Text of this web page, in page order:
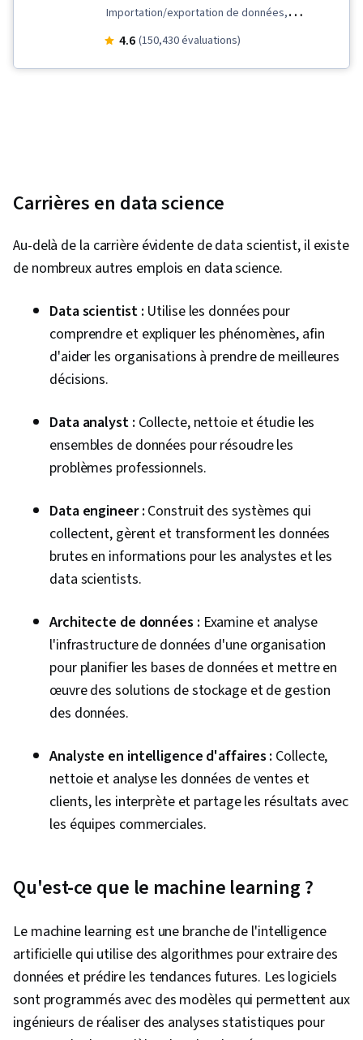
Importation/exportation de données,
Réseautage professionnel, Traitement des
Récupération de données sur le Web, IA
Évaluation du modèle, Plotly, Visualisation des
données, R Programmation, GitHub, Scikit Learn
Plates-formes d'informatique en nuage,
Hébergement en nuage, Autres langages de
programmation, Services en nuage, Outils de
programmation informatique, Informatique en
intégré, Programmation statistique, API dans le
nuage, Programmation Python, Git (système de
contrôle de version), Science des données,
(logiciel), Contrôle des versions, Analyse de
régression, Analyse des données,
Prétraitement des données, Ingénierie des
fonctionnalités, Manipulation de données,
dispersion, Analyse statistique, Modèle de
formation, Transformation des données,
Traitement des données, Méthodes
statistiques, Visualisation scientifique, Bases
de données relationnelles, Théorie des bases
requête, Accès aux données, Procédure
stockée, Traitement des transactions, Gestion
des bases de données, Algorithmes de
classification, Apprentissage supervisé,
automatique, Régression logistique,
Apprentissage automatique appliqué,
Algorithmes d'apprentissage automatique,
Optimisation du modèle, Méthodes
d'apprentissage automatique, Architectures de
modèles génératifs, Réseaux adversoriels
génératifs (GAN), Autoencodeurs, L'IA
responsable, Éthique des données, Synthèse
4.6 (150,430 évaluations)
Carrières en data science
Au-delà de la carrière évidente de data scientist, il existe
de nombreux autres emplois en data science.
Data scientist : Utilise les données pour
comprendre et expliquer les phénomènes, afin
d'aider les organisations à prendre de meilleures
décisions.
Data analyst : Collecte, nettoie et étudie les
ensembles de données pour résoudre les
problèmes professionnels.
Data engineer : Construit des systèmes qui
collectent, gèrent et transforment les données
brutes en informations pour les analystes et les
data scientists.
Architecte de données : Examine et analyse
l'infrastructure de données d'une organisation
pour planifier les bases de données et mettre en
œuvre des solutions de stockage et de gestion
des données.
Analyste en intelligence d'affaires : Collecte,
nettoie et analyse les données de ventes et
clients, les interprète et partage les résultats avec
les équipes commerciales.
Qu'est-ce que le machine learning ?
Le machine learning est une branche de l'intelligence
artificielle qui utilise des algorithmes pour extraire des
données et prédire les tendances futures. Les logiciels
sont programmés avec des modèles qui permettent aux
ingénieurs de réaliser des analyses statistiques pour